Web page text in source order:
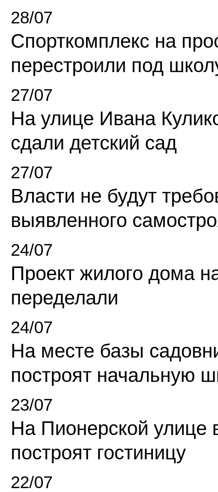
28/07
Спорткомплекс на
перестроили под
27/07
На улице Ивана
сдали детский сад
27/07
Власти не будут
выявленного
24/07
Проект жилого дома
переделали
24/07
На месте базы
построят начальную
23/07
На Пионерской улице
построят гостиницу
22/07